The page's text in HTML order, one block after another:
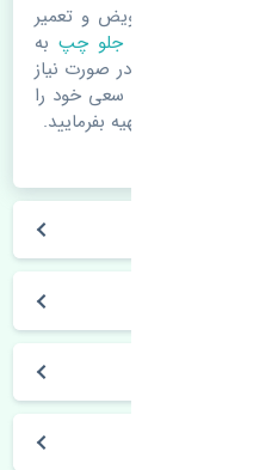
زمان نسبت به تعویض و تعمیر
زمان
خرید گلگیر جلو چپ به
توجه بفرمایید. در صورت نیاز
زمینه مشورت کنید. سعی خود را
های معتبر تهیه بفرمایید.
تایوان